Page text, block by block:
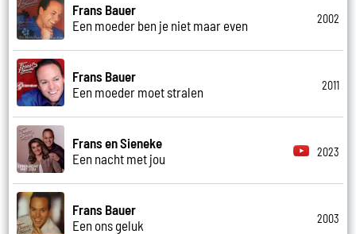
Frans Bauer
Een moeder ben je niet maar even
2002
Frans Bauer
Een moeder moet stralen
2011
Frans en Sieneke
Een nacht met jou
2023
Frans Bauer
Een ons geluk
2003